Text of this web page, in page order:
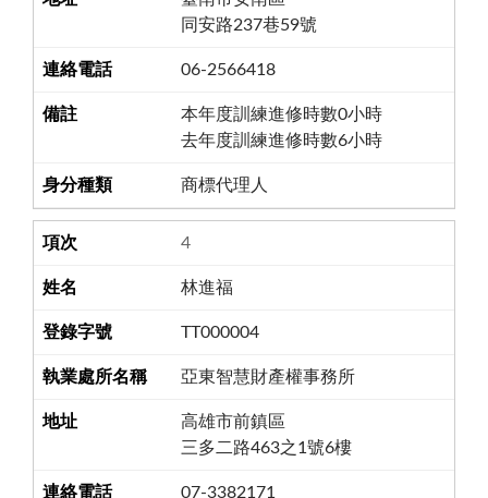
同安路237巷59號
06-2566418
本年度訓練進修時數0小時
去年度訓練進修時數6小時
商標代理人
4
林進福
TT000004
亞東智慧財產權事務所
高雄市前鎮區
三多二路463之1號6樓
07-3382171